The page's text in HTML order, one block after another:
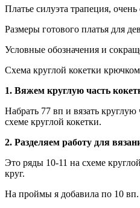
Платье силуэта трапеция, очень
Размеры готового платья для
Условные обозначения и
Схема круглой кокетки крючком
1. Вяжем круглую часть
Набрать 77 вп и вязать круглую
схеме круглой кокетки.
2. Разделяем работу для
Это ряды 10-11 на схеме
круг.
На проймы я добавила по 10 вп.